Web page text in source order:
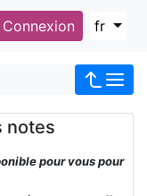
Connexion fr
notes
pour vous pour